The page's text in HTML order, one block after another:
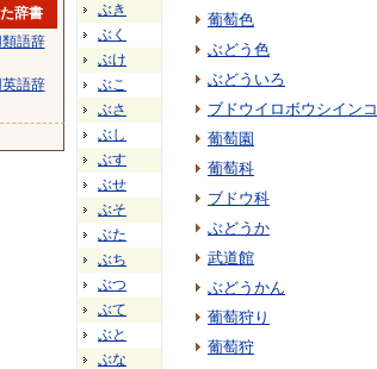
ぶき
ぶく
ぶけ
ぶこ
ぶさ
ぶし
ぶす
ぶせ
ぶそ
ぶた
ぶち
ぶつ
ぶて
ぶと
ぶな
葡萄色
ぶどう色
ぶどういろ
ブドウイロボウシインコ
葡萄園
葡萄科
ブドウ科
ぶどうか
武道館
ぶどうかん
葡萄狩り
葡萄狩
辞書
語辞
語辞